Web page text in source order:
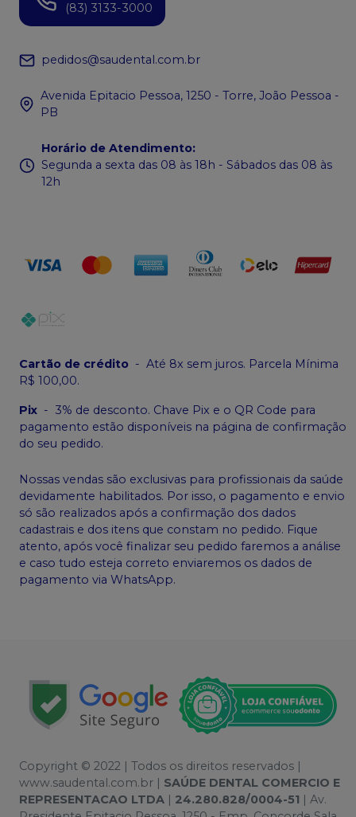
(83) 3133-3000
pedidos@saudental.com.br
Avenida Epitacio Pessoa, 1250 - Torre, João Pessoa -
PB
Horário de Atendimento:
Segunda a sexta das 08 às 18h - Sábados das 08 às
12h
Cartão de crédito - Até 8x sem juros. Parcela Mínima
R$ 100,00.
Pix - 3% de desconto. Chave Pix e o QR Code para
pagamento estão disponíveis na página de confirmação
do seu pedido.
Nossas vendas são exclusivas para profissionais da saúde
devidamente habilitados. Por isso, o pagamento e envio
só são realizados após a confirmação dos dados
cadastrais e dos itens que constam no pedido. Fique
atento, após você finalizar seu pedido faremos a análise
e caso tudo esteja correto enviaremos os dados de
pagamento via WhatsApp.
Copyright © 2022 | Todos os direitos reservados |
www.saudental.com.br | SAÚDE DENTAL COMERCIO E
REPRESENTACAO LTDA
24.280.828/0004-51 | Av.